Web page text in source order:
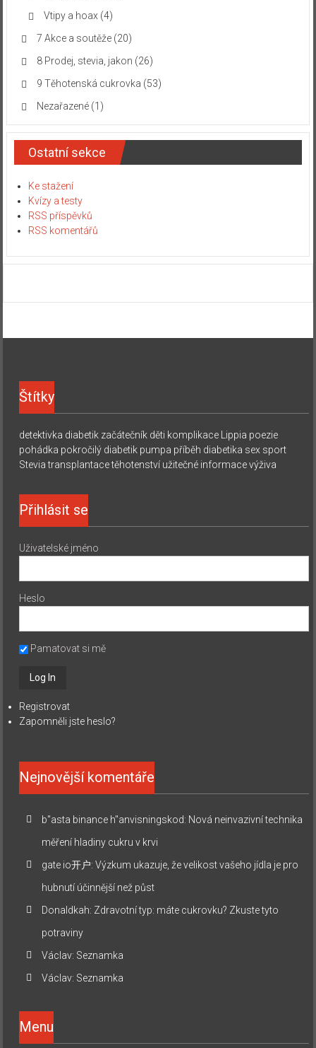
Vtipy a hoax (4)
7 Akce a soutěže(20)
8 Prodej, stevia, jakon (26)
9 Těhotenská cukrovka (53)
Nezařazené(1)
Ostatní sekce
Ke stažení
Kvízy a testy
RSS příspěvků
RSS komentářů
Štítky
detektivka diabetik začátečník děti komplikace Lippia poezie
pohádka pokročilý diabetik pumpa příběh diabetika sex sport
Stevia transplantace těhotenství užitečné informace výživa
Přihlásit se
Uživatelské jméno
Heslo
Pamatovat si mě
Registrovat
Zapomněli jste heslo?
Nejnovější komentáře
b"asta binance h"anvisningskod: Nová neinvazivní technika
měření hladiny cukru v krvi
gate io开户:Výzkum ukazuje, že velikost vašeho jídla je pro
hubnutí účinnější než půst
Donaldkah: Zdravotní typ: máte cukrovku? Zkuste tyto
potraviny
Václav: Seznamka
Václav: Seznamka
Menu